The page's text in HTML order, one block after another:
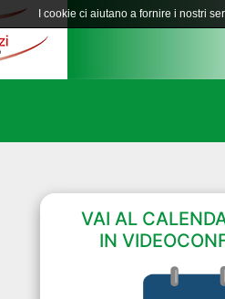
VAI AL
IN
I cookie ci aiutano a fornire i nostri